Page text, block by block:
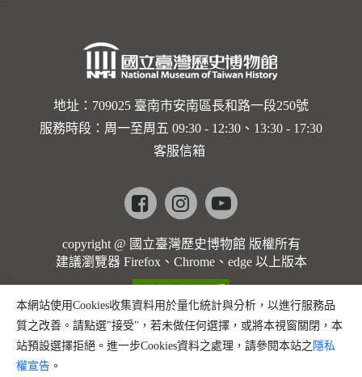
地址：709025 臺南市安南區長和路一段250號
服務時段：周一至周五 09:30 - 12:30、13:30 - 17:30
客服信箱
Facebookinstagramyoutube
copyright @ 國立臺灣歷史博物館 版權所有
建議瀏覽器 Firefox、Chrome、edge 以上版本
本網站使用Cookies收集資料用於量化統計與分析，以進行服務品
質之改善。請點選"接受"，若未做任何選擇，或將本視窗關閉，本
站預設選擇拒絕。進一步Cookies資料之處理，請參閱本站之 隱私
權宣告 。